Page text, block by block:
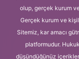
olup, gerçek kurum
Gerçek kurum ve
Sitemiz, kar amacı
platformudur.
düşündüğünüz